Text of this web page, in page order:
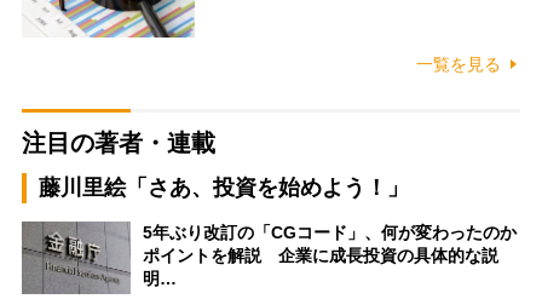
一覧を見る
注目の著者・連載
藤川里絵「さあ、投資を始めよう！」
5年ぶり改訂の「CGコード」、何が変わったのか
ポイントを解説 企業に成長投資の具体的な説
明…